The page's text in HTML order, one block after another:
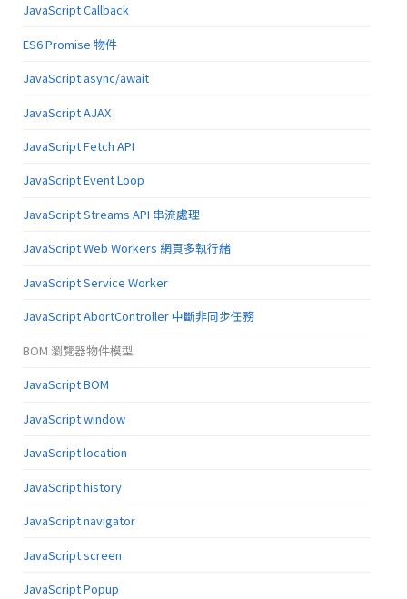
JavaScript Callback
ES6 Promise 物件
JavaScript async/await
JavaScript AJAX
JavaScript Fetch API
JavaScript Event Loop
JavaScript Streams API 串流處理
JavaScript Web Workers 網頁多執行緒
JavaScript Service Worker
JavaScript AbortController 中斷非同步任務
BOM 瀏覽器物件模型
JavaScript BOM
JavaScript window
JavaScript location
JavaScript history
JavaScript navigator
JavaScript screen
JavaScript Popup